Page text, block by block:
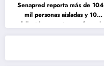
Senapred reporta más de 104
mil personas aisladas y 10
fallecidos por sistema frontal